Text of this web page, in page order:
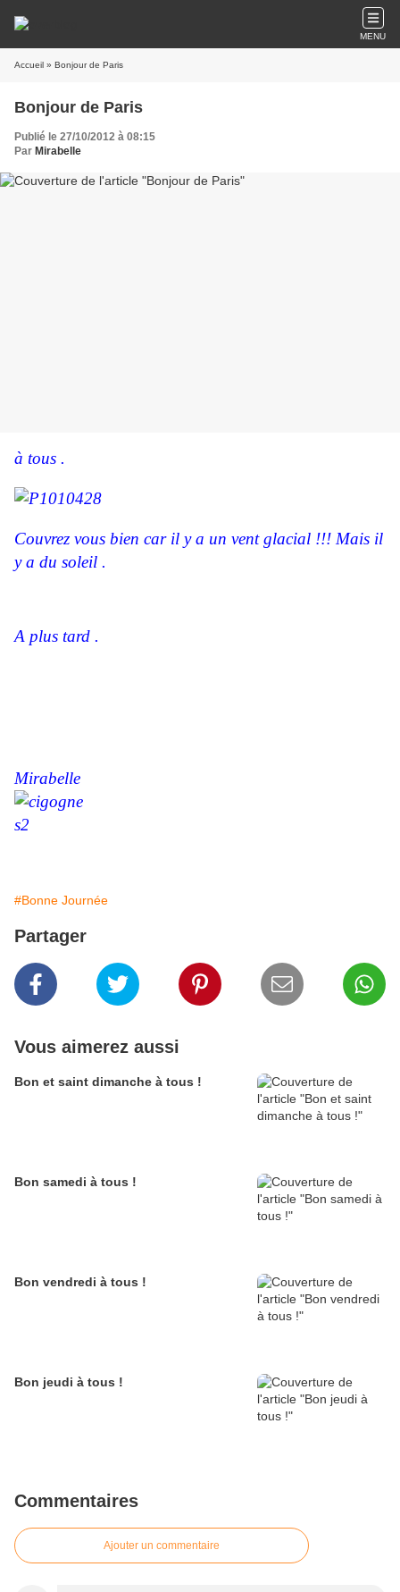
MENU
Accueil » Bonjour de Paris
Bonjour de Paris
Publié le 27/10/2012 à 08:15
Par Mirabelle
à tous .
Couvrez vous bien car il y a un vent glacial !!! Mais il
y a du soleil .
A plus tard .
Mirabelle
#Bonne Journée
Partager
Vous aimerez aussi
Bon et saint dimanche à tous !
Bon samedi à tous !
Bon vendredi à tous !
Bon jeudi à tous !
Commentaires
Ajouter un commentaire